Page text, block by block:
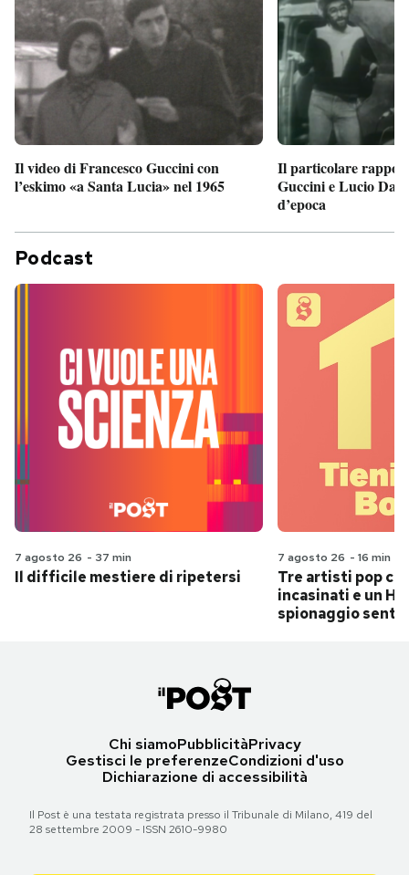
Il video di Francesco Guccini con
l’eskimo «a Santa Lucia» nel 1965
Il particolare
Guccini e Lucio
d’epoca
Podcast
7 agosto 26 - 37 min
Il difficile mestiere di ripetersi
7 agosto 26 - 16 min
Tre artisti pop
incasinati e un
spionaggio
Chi siamoPubblicitàPrivacy
Gestisci le preferenzeCondizioni d'uso
Dichiarazione di accessibilità
Il Post è una testata registrata presso il Tribunale di Milano, 419 del
28 settembre 2009 - ISSN 2610-9980